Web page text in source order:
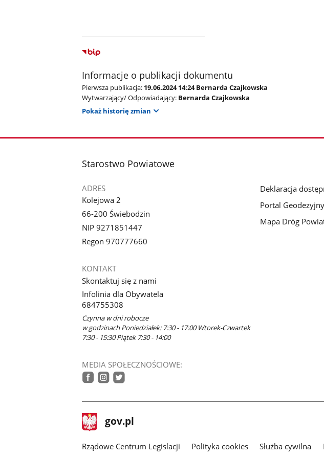
Informacje o publikacji dokumentu
Pierwsza publikacja: 19.06.2024 14:24 Bernarda Czajkowska
Wytwarzający/ Odpowiadający: Bernarda Czajkowska
Pokaż historię zmian
stopka
Starostwo Powiatowe
ADRES
Kolejowa 2
66-200 Świebodzin
NIP 9271851447
Regon 970777660
KONTAKT
Skontaktuj się z nami
Infolinia dla Obywatela
684755308
Czynna w dni robocze
w godzinach Poniedziałek: 7:30 - 17:00 Wtorek-Czwartek
7:30 - 15:30 Piątek 7:30 - 14:00
MEDIA SPOŁECZNOŚCIOWE:
Deklaracja
Portal Geodezyjny
Mapa Dróg
stopka
gov.pl Strona
gov.pl
Rządowe Centrum Legislacji Polityka cookies Służba cywilna